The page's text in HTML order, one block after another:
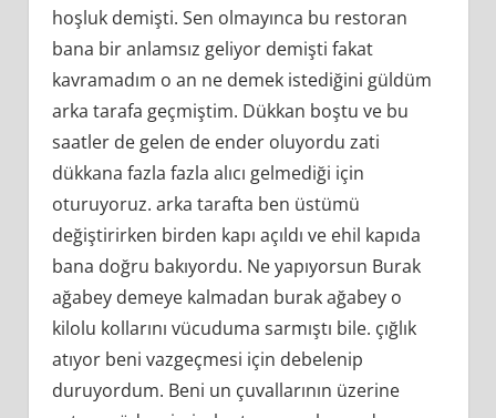
hoşluk demişti. Sen olmayınca bu restoran
bana bir anlamsız geliyor demişti fakat
kavramadım o an ne demek istediğini güldüm
arka tarafa geçmiştim. Dükkan boştu ve bu
saatler de gelen de ender oluyordu zati
dükkana fazla fazla alıcı gelmediği için
oturuyoruz. arka tarafta ben üstümü
değiştirirken birden kapı açıldı ve ehil kapıda
bana doğru bakıyordu. Ne yapıyorsun Burak
ağabey demeye kalmadan burak ağabey o
kilolu kollarını vücuduma sarmıştı bile. çığlık
atıyor beni vazgeçmesi için debelenip
duruyordum. Beni un çuvallarının üzerine